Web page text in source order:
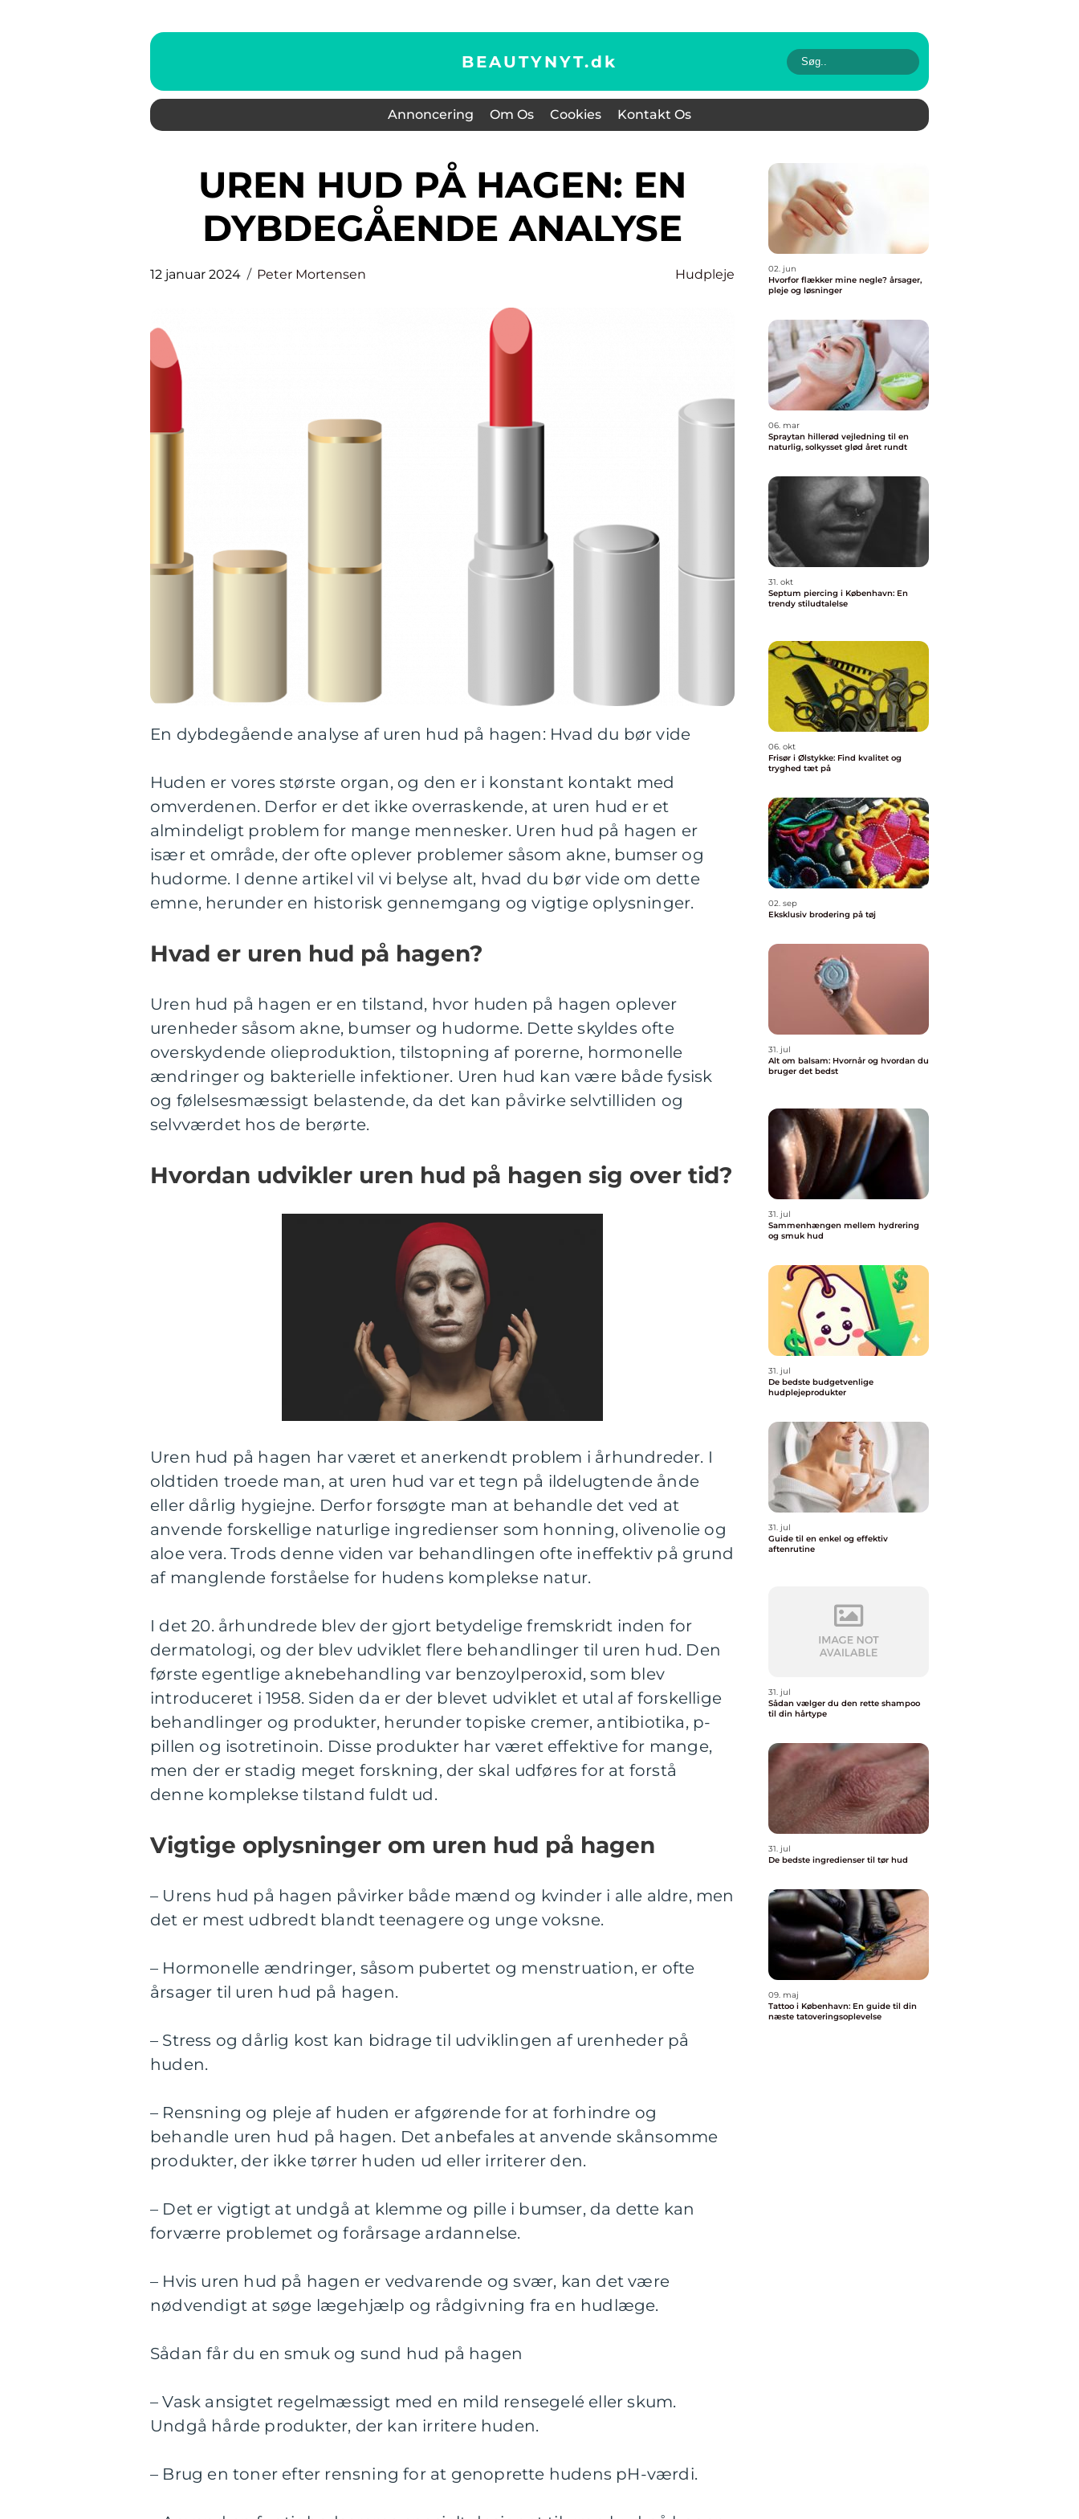
BEAUTYNYT.dk
Annoncering Om Os Cookies Kontakt Os
UREN HUD PÅ HAGEN: EN
DYBDEGÅENDE ANALYSE
12 januar 2024 Peter Mortensen Hudpleje
En dybdegående analyse af uren hud på hagen: Hvad du bør vide
Huden er vores største organ, og den er i konstant kontakt med
omverdenen. Derfor er det ikke overraskende, at uren hud er et
almindeligt problem for mange mennesker. Uren hud på hagen er
især et område, der ofte oplever problemer såsom akne, bumser og
hudorme. I denne artikel vil vi belyse alt, hvad du bør vide om dette
emne, herunder en historisk gennemgang og vigtige oplysninger.
Hvad er uren hud på hagen?
Uren hud på hagen er en tilstand, hvor huden på hagen oplever
urenheder såsom akne, bumser og hudorme. Dette skyldes ofte
overskydende olieproduktion, tilstopning af porerne, hormonelle
ændringer og bakterielle infektioner. Uren hud kan være både fysisk
og følelsesmæssigt belastende, da det kan påvirke selvtilliden og
selvværdet hos de berørte.
Hvordan udvikler uren hud på hagen sig over tid?
Uren hud på hagen har været et anerkendt problem i århundreder. I
oldtiden troede man, at uren hud var et tegn på ildelugtende ånde
eller dårlig hygiejne. Derfor forsøgte man at behandle det ved at
anvende forskellige naturlige ingredienser som honning, olivenolie og
aloe vera. Trods denne viden var behandlingen ofte ineffektiv på grund
af manglende forståelse for hudens komplekse natur.
I det 20. århundrede blev der gjort betydelige fremskridt inden for
dermatologi, og der blev udviklet flere behandlinger til uren hud. Den
første egentlige aknebehandling var benzoylperoxid, som blev
introduceret i 1958. Siden da er der blevet udviklet et utal af forskellige
behandlinger og produkter, herunder topiske cremer, antibiotika, p-
pillen og isotretinoin. Disse produkter har været effektive for mange,
men der er stadig meget forskning, der skal udføres for at forstå
denne komplekse tilstand fuldt ud.
Vigtige oplysninger om uren hud på hagen
– Urens hud på hagen påvirker både mænd og kvinder i alle aldre, men
det er mest udbredt blandt teenagere og unge voksne.
– Hormonelle ændringer, såsom pubertet og menstruation, er ofte
årsager til uren hud på hagen.
– Stress og dårlig kost kan bidrage til udviklingen af urenheder på
huden.
– Rensning og pleje af huden er afgørende for at forhindre og
behandle uren hud på hagen. Det anbefales at anvende skånsomme
produkter, der ikke tørrer huden ud eller irriterer den.
– Det er vigtigt at undgå at klemme og pille i bumser, da dette kan
forværre problemet og forårsage ardannelse.
– Hvis uren hud på hagen er vedvarende og svær, kan det være
nødvendigt at søge lægehjælp og rådgivning fra en hudlæge.
Sådan får du en smuk og sund hud på hagen
– Vask ansigtet regelmæssigt med en mild rensegelé eller skum.
Undgå hårde produkter, der kan irritere huden.
– Brug en toner efter rensning for at genoprette hudens pH-værdi.
02. jun
Hvorfor flækker mine negle? årsager,
pleje og løsninger
06. mar
Spraytan hillerød vejledning til en
naturlig, solkysset glød året rundt
31. okt
Septum piercing i København: En
trendy stiludtalelse
06. okt
Frisør i Ølstykke: Find kvalitet og
tryghed tæt på
02. sep
Eksklusiv brodering på tøj
31. jul
Alt om balsam: Hvornår og hvordan du
bruger det bedst
31. jul
Sammenhængen mellem hydrering
og smuk hud
31. jul
De bedste budgetvenlige
hudplejeprodukter
31. jul
Guide til en enkel og effektiv
aftenrutine
31. jul
Sådan vælger du den rette shampoo
til din hårtype
31. jul
De bedste ingredienser til tør hud
09. maj
Tattoo i København: En guide til din
næste tatoveringsoplevelse